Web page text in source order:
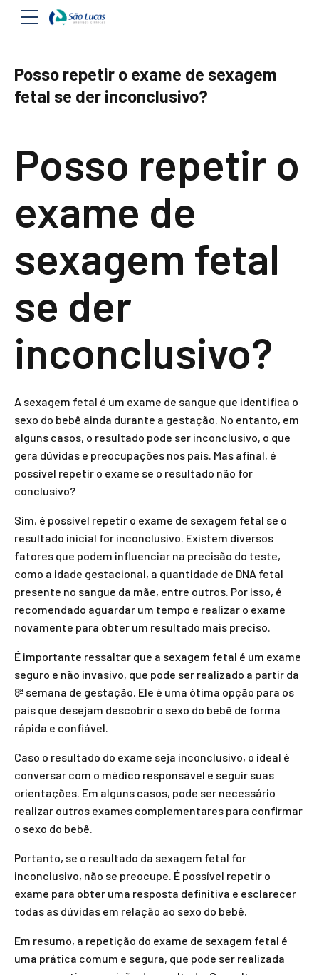
Posso repetir o exame de sexagem
fetal se der inconclusivo?
Posso repetir o
exame de
sexagem fetal
se der
inconclusivo?
A sexagem fetal é um exame de sangue que identifica o
sexo do bebê ainda durante a gestação. No entanto, em
alguns casos, o resultado pode ser inconclusivo, o que
gera dúvidas e preocupações nos pais. Mas afinal, é
possível repetir o exame se o resultado não for
conclusivo?
Sim, é possível repetir o exame de sexagem fetal se o
resultado inicial for inconclusivo. Existem diversos
fatores que podem influenciar na precisão do teste,
como a idade gestacional, a quantidade de DNA fetal
presente no sangue da mãe, entre outros. Por isso, é
recomendado aguardar um tempo e realizar o exame
novamente para obter um resultado mais preciso.
É importante ressaltar que a sexagem fetal é um exame
seguro e não invasivo, que pode ser realizado a partir da
8ª semana de gestação. Ele é uma ótima opção para os
pais que desejam descobrir o sexo do bebê de forma
rápida e confiável.
Caso o resultado do exame seja inconclusivo, o ideal é
conversar com o médico responsável e seguir suas
orientações. Em alguns casos, pode ser necessário
realizar outros exames complementares para confirmar
o sexo do bebê.
Portanto, se o resultado da sexagem fetal for
inconclusivo, não se preocupe. É possível repetir o
exame para obter uma resposta definitiva e esclarecer
todas as dúvidas em relação ao sexo do bebê.
Em resumo, a repetição do exame de sexagem fetal é
uma prática comum e segura, que pode ser realizada